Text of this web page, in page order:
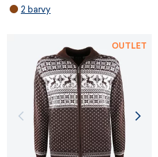
2 barvy
OUTLET